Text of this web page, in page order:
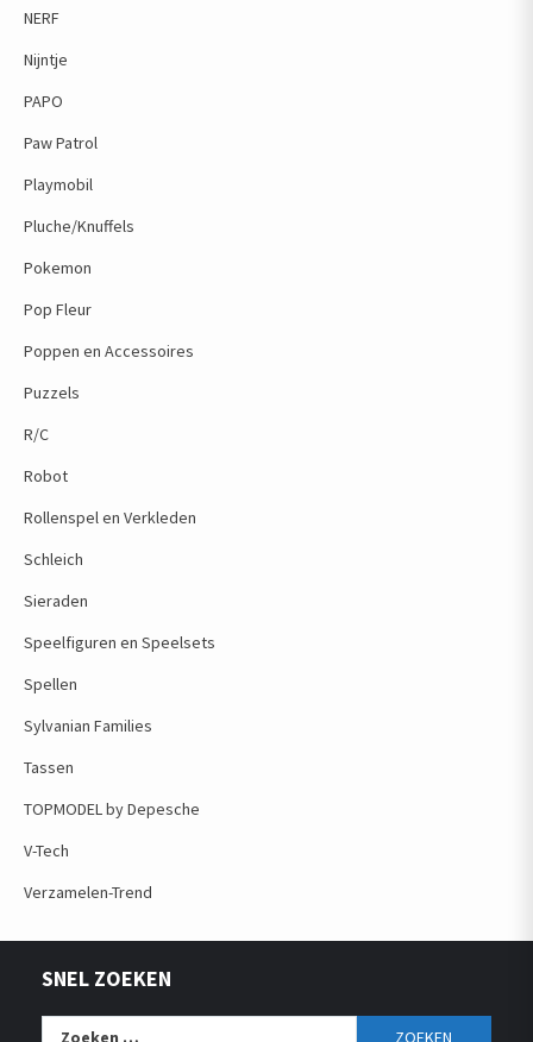
NERF
Nijntje
PAPO
Paw Patrol
Playmobil
Pluche/Knuffels
Pokemon
Pop Fleur
Poppen en Accessoires
Puzzels
R/C
Robot
Rollenspel en Verkleden
Schleich
Sieraden
Speelfiguren en Speelsets
Spellen
Sylvanian Families
Tassen
TOPMODEL by Depesche
V-Tech
Verzamelen-Trend
SNEL ZOEKEN
Zoeken